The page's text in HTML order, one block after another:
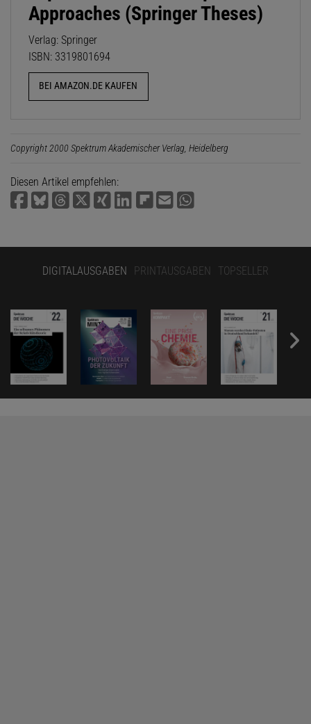
Approaches (Springer Theses)
Verlag: Springer
ISBN: 3319801694
BEI AMAZON.DE KAUFEN
Copyright 2000 Spektrum Akademischer Verlag, Heidelberg
Diesen Artikel empfehlen:
DIGITALAUSGABEN PRINTAUSGABEN TOPSELLER